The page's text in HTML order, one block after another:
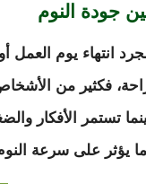
جودة النوم
انتهاء يوم العمل أو
فكثير من
تستمر الأفكار
يؤثر على سرعة